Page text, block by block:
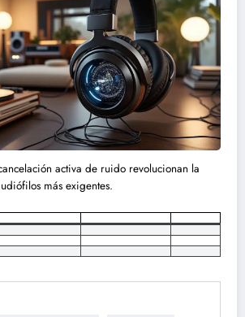
activa de ruido revolucionan la
más exigentes.